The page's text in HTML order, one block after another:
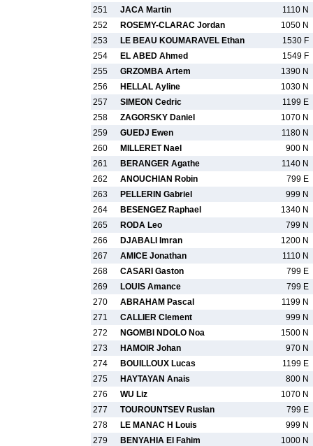
251
JACA Martin 1110 N
252
ROSEMY-CLARAC Jordan 1050 N
253
LE BEAU KOUMARAVEL Ethan 1530 F
254
EL ABED Ahmed 1549 F
255
GRZOMBA Artem 1390 N
256
HELLAL Ayline
1030 N
257
SIMEON Cedric 1199 E
258
ZAGORSKY Daniel 1070 N
259
GUEDJ Ewen 1180 N
260
MILLERET Nael 900 N
261
BERANGER Agathe
1140 N
262
ANOUCHIAN Robin 799 E
263
PELLERIN Gabriel 999 N
264
BESENGEZ Raphael 1340 N
265
RODA Leo 799 N
266
DJABALI Imran 1200 N
267
AMICE Jonathan 1110 N
268
CASARI Gaston 799 E
269
LOUIS Amance
799 E
270
ABRAHAM Pascal
1199 N
271
CALLIER Clement 999 N
272
NGOMBI NDOLO Noa 1500 N
273
HAMOIR Johan 970 N
274
BOUILLOUX Lucas 1199 E
275
HAYTAYAN Anais
800 N
276
WU Liz
1070 N
277
TOUROUNTSEV Ruslan 799 E
278
LE MANAC H Louis 999 N
279
BENYAHIA El Fahim 1000 N